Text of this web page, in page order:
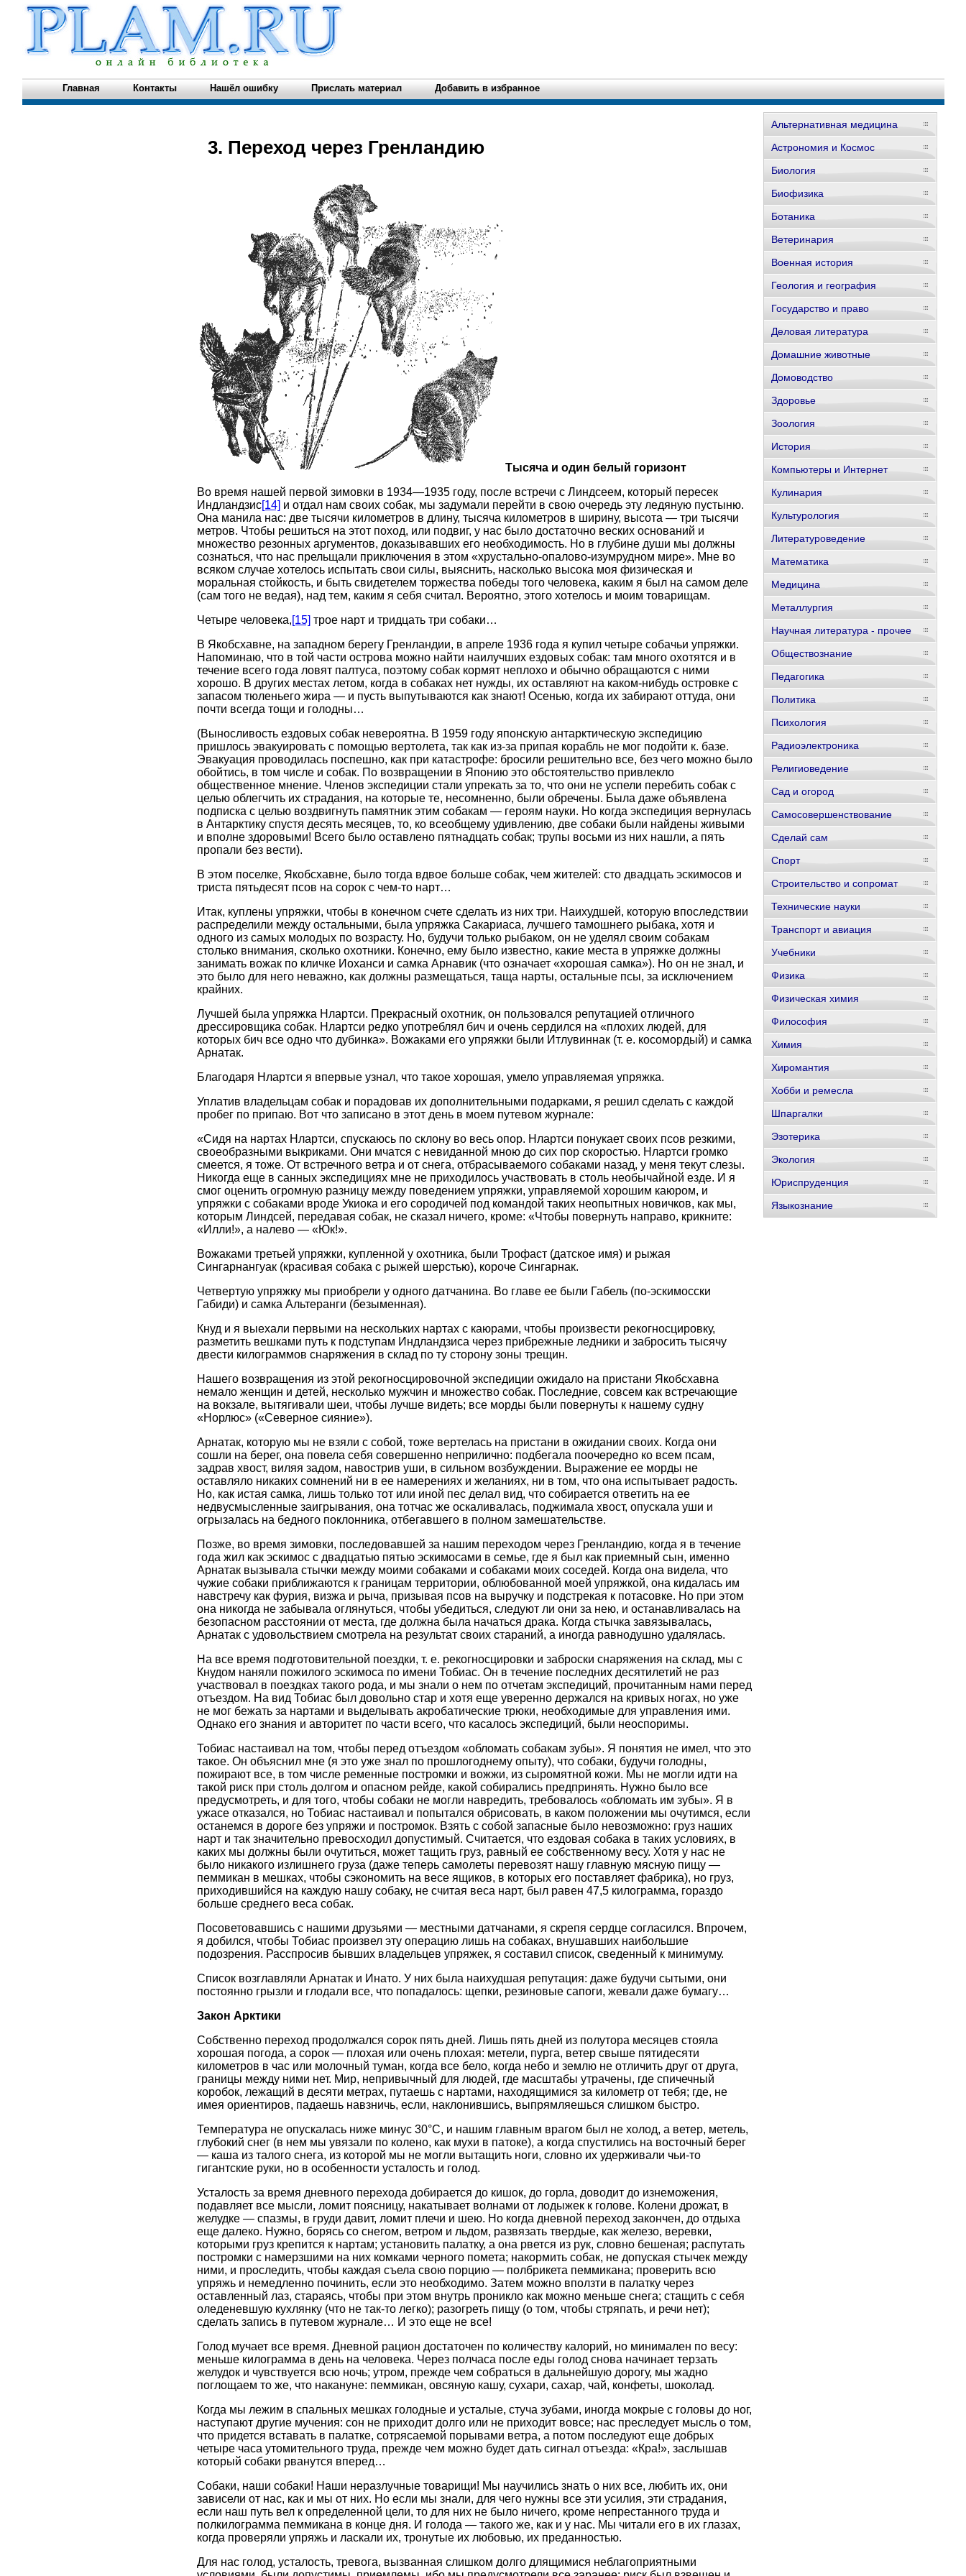
Главная Контакты Нашёл ошибку Прислать материал Добавить в избранное
3. Переход через Гренландию
Тысяча и один белый горизонт
Во время нашей первой зимовки в 1934—1935 году, после встречи с Линдсеем, который пересек
Индландзис[14] и отдал нам своих собак, мы задумали перейти в свою очередь эту ледяную пустыню.
Она манила нас: две тысячи километров в длину, тысяча километров в ширину, высота — три тысячи
метров. Чтобы решиться на этот поход, или подвиг, у нас было достаточно веских оснований и
множество резонных аргументов, доказывавших его необходимость. Но в глубине души мы должны
сознаться, что нас прельщали приключения в этом «хрустально-опалово-изумрудном мире». Мне во
всяком случае хотелось испытать свои силы, выяснить, насколько высока моя физическая и
моральная стойкость, и быть свидетелем торжества победы того человека, каким я был на самом деле
(сам того не ведая), над тем, каким я себя считал. Вероятно, этого хотелось и моим товарищам.
Четыре человека,[15] трое нарт и тридцать три собаки…
В Якобсхавне, на западном берегу Гренландии, в апреле 1936 года я купил четыре собачьи упряжки.
Напоминаю, что в той части острова можно найти наилучших ездовых собак: там много охотятся и в
течение всего года ловят палтуса, поэтому собак кормят неплохо и обычно обращаются с ними
хорошо. В других местах летом, когда в собаках нет нужды, их оставляют на каком-нибудь островке с
запасом тюленьего жира — и пусть выпутываются как знают! Осенью, когда их забирают оттуда, они
почти всегда тощи и голодны…
(Выносливость ездовых собак невероятна. В 1959 году японскую антарктическую экспедицию
пришлось эвакуировать с помощью вертолета, так как из-за припая корабль не мог подойти к. базе.
Эвакуация проводилась поспешно, как при катастрофе: бросили решительно все, без чего можно было
обойтись, в том числе и собак. По возвращении в Японию это обстоятельство привлекло
общественное мнение. Членов экспедиции стали упрекать за то, что они не успели перебить собак с
целью облегчить их страдания, на которые те, несомненно, были обречены. Была даже объявлена
подписка с целью воздвигнуть памятник этим собакам — героям науки. Но когда экспедиция вернулась
в Антарктику спустя десять месяцев, то, ко всеобщему удивлению, две собаки были найдены живыми
и вполне здоровыми! Всего было оставлено пятнадцать собак; трупы восьми из них нашли, а пять
пропали без вести).
В этом поселке, Якобсхавне, было тогда вдвое больше собак, чем жителей: сто двадцать эскимосов и
триста пятьдесят псов на сорок с чем-то нарт…
Итак, куплены упряжки, чтобы в конечном счете сделать из них три. Наихудшей, которую впоследствии
распределили между остальными, была упряжка Сакариаса, лучшего тамошнего рыбака, хотя и
одного из самых молодых по возрасту. Но, будучи только рыбаком, он не уделял своим собакам
столько внимания, сколько охотники. Конечно, ему было известно, какие места в упряжке должны
занимать вожак по кличке Иоханси и самка Арнавик (что означает «хорошая самка»). Но он не знал, и
это было для него неважно, как должны размещаться, таща нарты, остальные псы, за исключением
крайних.
Лучшей была упряжка Нлартси. Прекрасный охотник, он пользовался репутацией отличного
дрессировщика собак. Нлартси редко употреблял бич и очень сердился на «плохих людей, для
которых бич все одно что дубинка». Вожаками его упряжки были Итлувиннак (т. е. косомордый) и самка
Арнатак.
Благодаря Нлартси я впервые узнал, что такое хорошая, умело управляемая упряжка.
Уплатив владельцам собак и порадовав их дополнительными подарками, я решил сделать с каждой
пробег по припаю. Вот что записано в этот день в моем путевом журнале:
«Сидя на нартах Нлартси, спускаюсь по склону во весь опор. Нлартси понукает своих псов резкими,
своеобразными выкриками. Они мчатся с невиданной мною до сих пор скоростью. Нлартси громко
смеется, я тоже. От встречного ветра и от снега, отбрасываемого собаками назад, у меня текут слезы.
Никогда еще в санных экспедициях мне не приходилось участвовать в столь необычайной езде. И я
смог оценить огромную разницу между поведением упряжки, управляемой хорошим каюром, и
упряжки с собаками вроде Укиока и его сородичей под командой таких неопытных новичков, как мы,
которым Линдсей, передавая собак, не сказал ничего, кроме: «Чтобы повернуть направо, крикните:
«Илли!», а налево — «Юк!».
Вожаками третьей упряжки, купленной у охотника, были Трофаст (датское имя) и рыжая
Сингарнангуак (красивая собака с рыжей шерстью), короче Сингарнак.
Четвертую упряжку мы приобрели у одного датчанина. Во главе ее были Габель (по-эскимосски
Габиди) и самка Альтеранги (безыменная).
Кнуд и я выехали первыми на нескольких нартах с каюрами, чтобы произвести рекогносцировку,
разметить вешками путь к подступам Индландзиса через прибрежные ледники и забросить тысячу
двести килограммов снаряжения в склад по ту сторону зоны трещин.
Нашего возвращения из этой рекогносцировочной экспедиции ожидало на пристани Якобсхавна
немало женщин и детей, несколько мужчин и множество собак. Последние, совсем как встречающие
на вокзале, вытягивали шеи, чтобы лучше видеть; все морды были повернуты к нашему судну
«Норлюс» («Северное сияние»).
Арнатак, которую мы не взяли с собой, тоже вертелась на пристани в ожидании своих. Когда они
сошли на берег, она повела себя совершенно неприлично: подбегала поочередно ко всем псам,
задрав хвост, виляя задом, навострив уши, в сильном возбуждении. Выражение ее морды не
оставляло никаких сомнений ни в ее намерениях и желаниях, ни в том, что она испытывает радость.
Но, как истая самка, лишь только тот или иной пес делал вид, что собирается ответить на ее
недвусмысленные заигрывания, она тотчас же оскаливалась, поджимала хвост, опускала уши и
огрызалась на бедного поклонника, отбегавшего в полном замешательстве.
Позже, во время зимовки, последовавшей за нашим переходом через Гренландию, когда я в течение
года жил как эскимос с двадцатью пятью эскимосами в семье, где я был как приемный сын, именно
Арнатак вызывала стычки между моими собаками и собаками моих соседей. Когда она видела, что
чужие собаки приближаются к границам территории, облюбованной моей упряжкой, она кидалась им
навстречу как фурия, визжа и рыча, призывая псов на выручку и подстрекая к потасовке. Но при этом
она никогда не забывала оглянуться, чтобы убедиться, следуют ли они за нею, и останавливалась на
безопасном расстоянии от места, где должна была начаться драка. Когда стычка завязывалась,
Арнатак с удовольствием смотрела на результат своих стараний, а иногда равнодушно удалялась.
На все время подготовительной поездки, т. е. рекогносцировки и заброски снаряжения на склад, мы с
Кнудом наняли пожилого эскимоса по имени Тобиас. Он в течение последних десятилетий не раз
участвовал в поездках такого рода, и мы знали о нем по отчетам экспедиций, прочитанным нами перед
отъездом. На вид Тобиас был довольно стар и хотя еще уверенно держался на кривых ногах, но уже
не мог бежать за нартами и выделывать акробатические трюки, необходимые для управления ими.
Однако его знания и авторитет по части всего, что касалось экспедиций, были неоспоримы.
Тобиас настаивал на том, чтобы перед отъездом «обломать собакам зубы». Я понятия не имел, что это
такое. Он объяснил мне (я это уже знал по прошлогоднему опыту), что собаки, будучи голодны,
пожирают все, в том числе ременные постромки и вожжи, из сыромятной кожи. Мы не могли идти на
такой риск при столь долгом и опасном рейде, какой собирались предпринять. Нужно было все
предусмотреть, и для того, чтобы собаки не могли навредить, требовалось «обломать им зубы». Я в
ужасе отказался, но Тобиас настаивал и попытался обрисовать, в каком положении мы очутимся, если
останемся в дороге без упряжи и постромок. Взять с собой запасные было невозможно: груз наших
нарт и так значительно превосходил допустимый. Считается, что ездовая собака в таких условиях, в
каких мы должны были очутиться, может тащить груз, равный ее собственному весу. Хотя у нас не
было никакого излишнего груза (даже теперь самолеты перевозят нашу главную мясную пищу —
пеммикан в мешках, чтобы сэкономить на весе ящиков, в которых его поставляет фабрика), но груз,
приходившийся на каждую нашу собаку, не считая веса нарт, был равен 47,5 килограмма, гораздо
больше среднего веса собак.
Посоветовавшись с нашими друзьями — местными датчанами, я скрепя сердце согласился. Впрочем,
я добился, чтобы Тобиас произвел эту операцию лишь на собаках, внушавших наибольшие
подозрения. Расспросив бывших владельцев упряжек, я составил список, сведенный к минимуму.
Список возглавляли Арнатак и Инато. У них была наихудшая репутация: даже будучи сытыми, они
постоянно грызли и глодали все, что попадалось: щепки, резиновые сапоги, жевали даже бумагу…
Закон Арктики
Собственно переход продолжался сорок пять дней. Лишь пять дней из полутора месяцев стояла
хорошая погода, а сорок — плохая или очень плохая: метели, пурга, ветер свыше пятидесяти
километров в час или молочный туман, когда все бело, когда небо и землю не отличить друг от друга,
границы между ними нет. Мир, непривычный для людей, где масштабы утрачены, где спичечный
коробок, лежащий в десяти метрах, путаешь с нартами, находящимися за километр от тебя; где, не
имея ориентиров, падаешь навзничь, если, наклонившись, выпрямляешься слишком быстро.
Температура не опускалась ниже минус 30°С, и нашим главным врагом был не холод, а ветер, метель,
глубокий снег (в нем мы увязали по колено, как мухи в патоке), а когда спустились на восточный берег
— каша из талого снега, из которой мы не могли вытащить ноги, словно их удерживали чьи-то
гигантские руки, но в особенности усталость и голод.
Усталость за время дневного перехода добирается до кишок, до горла, доводит до изнеможения,
подавляет все мысли, ломит поясницу, накатывает волнами от лодыжек к голове. Колени дрожат, в
желудке — спазмы, в груди давит, ломит плечи и шею. Но когда дневной переход закончен, до отдыха
еще далеко. Нужно, борясь со снегом, ветром и льдом, развязать твердые, как железо, веревки,
которыми груз крепится к нартам; установить палатку, а она рвется из рук, словно бешеная; распутать
постромки с намерзшими на них комками черного помета; накормить собак, не допуская стычек между
ними, и проследить, чтобы каждая съела свою порцию — полбрикета пеммикана; проверить всю
упряжь и немедленно починить, если это необходимо. Затем можно вползти в палатку через
оставленный лаз, стараясь, чтобы при этом внутрь проникло как можно меньше снега; стащить с себя
оледеневшую кухлянку (что не так-то легко); разогреть пищу (о том, чтобы стряпать, и речи нет);
сделать запись в путевом журнале… И это еще не все!
Голод мучает все время. Дневной рацион достаточен по количеству калорий, но минимален по весу:
меньше килограмма в день на человека. Через полчаса после еды голод снова начинает терзать
желудок и чувствуется всю ночь; утром, прежде чем собраться в дальнейшую дорогу, мы жадно
поглощаем то же, что накануне: пеммикан, овсяную кашу, сухари, сахар, чай, конфеты, шоколад.
Когда мы лежим в спальных мешках голодные и усталые, стуча зубами, иногда мокрые с головы до ног,
наступают другие мучения: сон не приходит долго или не приходит вовсе; нас преследует мысль о том,
что придется вставать в палатке, сотрясаемой порывами ветра, а потом последуют еще добрых
четыре часа утомительного труда, прежде чем можно будет дать сигнал отъезда: «Кра!», заслышав
который собаки рванутся вперед…
Собаки, наши собаки! Наши неразлучные товарищи! Мы научились знать о них все, любить их, они
зависели от нас, как и мы от них. Но если мы знали, для чего нужны все эти усилия, эти страдания,
если наш путь вел к определенной цели, то для них не было ничего, кроме непрестанного труда и
полкилограмма пеммикана в конце дня. И голода — такого же, как и у нас. Мы читали его в их глазах,
когда проверяли упряжь и ласкали их, тронутые их любовью, их преданностью.
Для нас голод, усталость, тревога, вызванная слишком долго длящимися неблагоприятными
Альтернативная медицина
Астрономия и Космос
Биология
Биофизика
Ботаника
Ветеринария
Военная история
Геология и география
Государство и право
Деловая литература
Домашние животные
Домоводство
Здоровье
Зоология
История
Компьютеры и Интернет
Кулинария
Культурология
Литературоведение
Математика
Медицина
Металлургия
Научная литература - прочее
Обществознание
Педагогика
Политика
Психология
Радиоэлектроника
Религиоведение
Сад и огород
Самосовершенствование
Сделай сам
Спорт
Строительство и сопромат
Технические науки
Транспорт и авиация
Учебники
Физика
Физическая химия
Философия
Химия
Хиромантия
Хобби и ремесла
Шпаргалки
Эзотерика
Экология
Юриспруденция
Языкознание